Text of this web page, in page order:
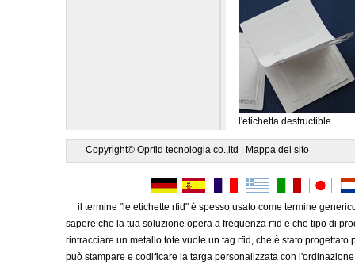
l'etichetta destructible
Copyright© Oprfid tecnologia co.,ltd | Mappa del sito
il termine "le etichette rfid" è spesso usato come termine
sapere che la tua soluzione opera a frequenza rfid e che tipo di
rintracciare un metallo tote vuole un tag rfid, che è stato
può stampare e codificare la targa personalizzata con